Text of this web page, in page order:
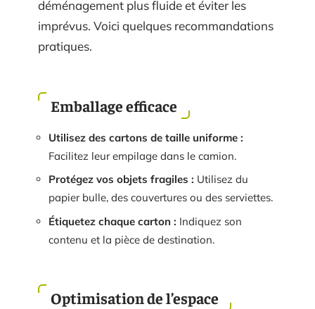
déménagement plus fluide et éviter les
imprévus. Voici quelques recommandations
pratiques.
Emballage efficace
Utilisez des cartons de taille uniforme :
Facilitez leur empilage dans le camion.
Protégez vos objets fragiles : Utilisez du
papier bulle, des couvertures ou des serviettes.
Étiquetez chaque carton : Indiquez son
contenu et la pièce de destination.
Optimisation de l’espace